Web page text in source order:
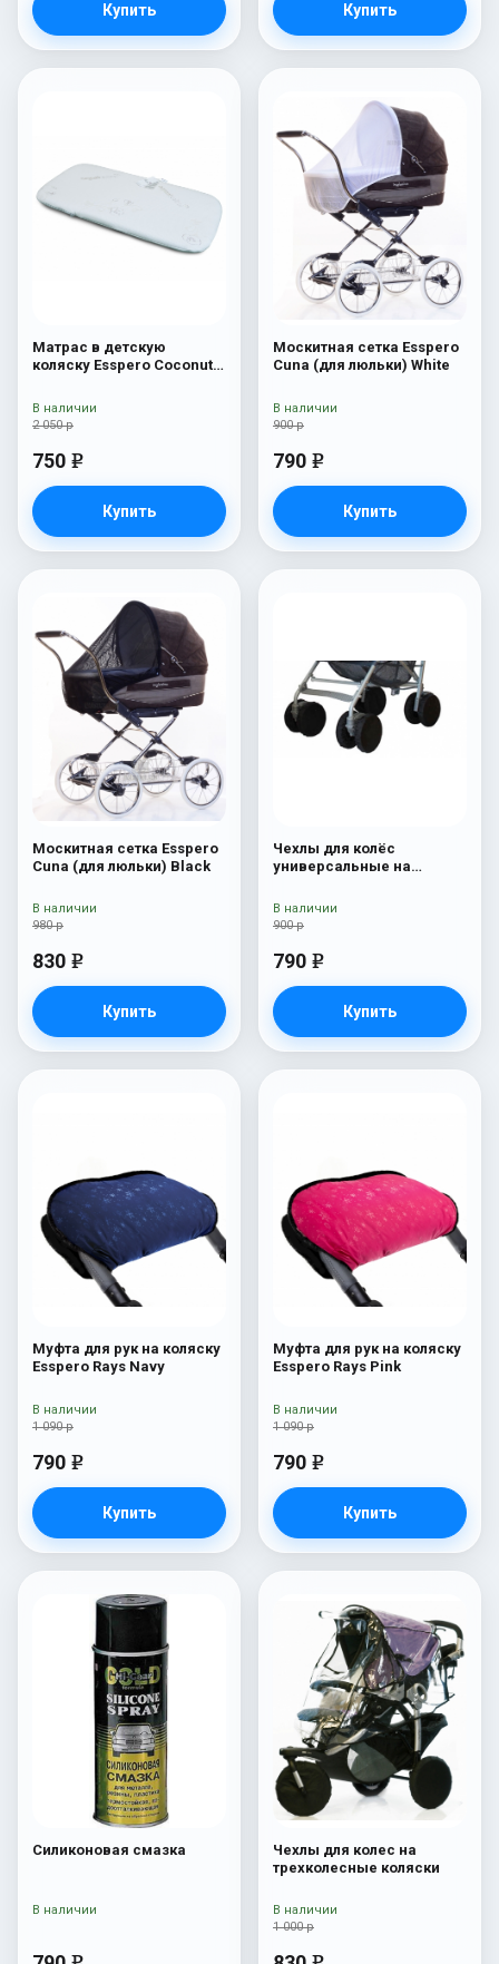
Купить Купить
Матрас в детскую
коляску Esspero Coconut
2 050 р
750 e
Купить
В наличии
Москитная сетка Esspero
Cuna (для люльки) White
900 р
790 e
Купить
В наличии
Москитная сетка Esspero
Cuna (для люльки) Black
980 р
830 e
Купить
В наличии
Чехлы для колёс
универсальные на
900 р
790 e
Купить
В наличии
Муфта для рук на коляску
Esspero Rays Navy
1 090 р
790 e
Купить
В наличии
Муфта для рук на коляску
Esspero Rays Pink
1 090 р
790 e
Купить
В наличии
Силиконовая смазка
В наличии
Чехлы для колес на
трехколесные коляски
1 000 р
В наличии